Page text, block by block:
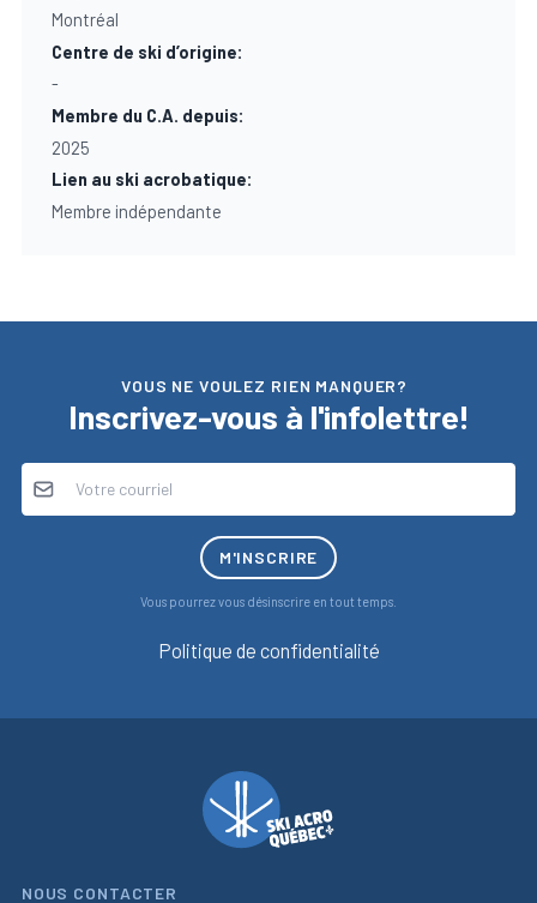
Montréal
Centre de ski d’origine:
-
Membre du C.A. depuis:
2025
Lien au ski acrobatique:
Membre indépendante
VOUS NE VOULEZ RIEN MANQUER?
Inscrivez-vous à l'infolettre!
M'INSCRIRE
Vous pourrez vous désinscrire en tout temps.
Politique de confidentialité
NOUS CONTACTER